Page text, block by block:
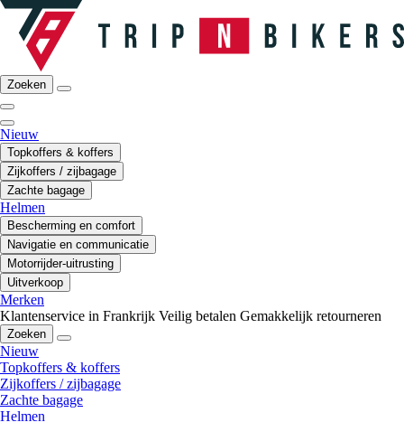
Zoeken
Nieuw
Topkoffers & koffers
Zijkoffers / zijbagage
Zachte bagage
Helmen
Bescherming en comfort
Navigatie en communicatie
Motorrijder-uitrusting
Uitverkoop
Merken
Klantenservice in Frankrijk Veilig betalen Gemakkelijk retourneren
Zoeken
Nieuw
Topkoffers & koffers
Zijkoffers / zijbagage
Zachte bagage
Helmen